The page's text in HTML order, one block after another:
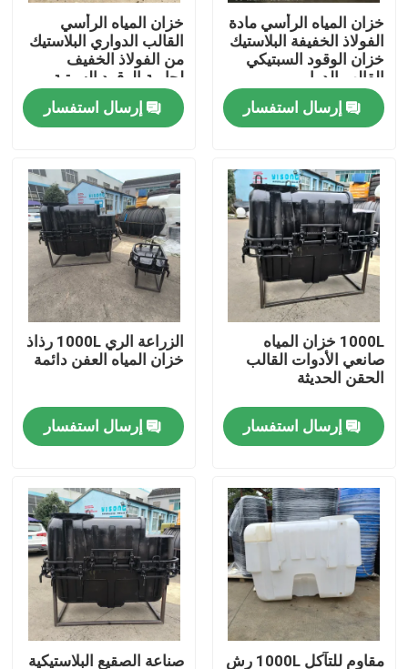
منتجات
أشرطة فيديو
معلومات عنا
جولة في المعمل
مراقبة الجودة
اتصل بنا
أخبار
اطلب اقتباس
قالب Rotomoulding
خزان المياه الرأسي مادة
الفولاذ الخفيفة البلاستيك
خزان الوقود السبتيكي
القالب الدوار
إرسال استفسار
خزان المياه الرأسي
القالب الدواري البلاستيك
من الفولاذ الخفيف
لحاوية الوقود السبتية
إرسال استفسار
1000L خزان المياه
صانعي الأدوات القالب
الحقن الحديثة
إرسال استفسار
الزراعة الري 1000L رذاذ
خزان المياه العفن دائمة
إرسال استفسار
مقاوم للتآكل 1000L رش صناعة الصقيع البلاستيكية